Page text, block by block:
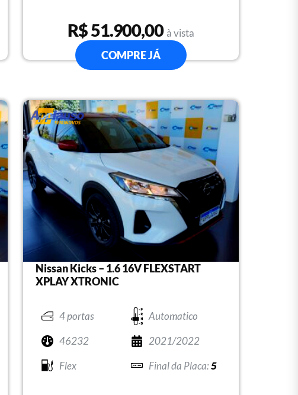
R$ 51.900,00 à vista
COMPRE JÁ
Nissan Kicks – 1.6 16V FLEXSTART
XPLAY XTRONIC
4 portas
Automatico
46232
2021/2022
Flex
5